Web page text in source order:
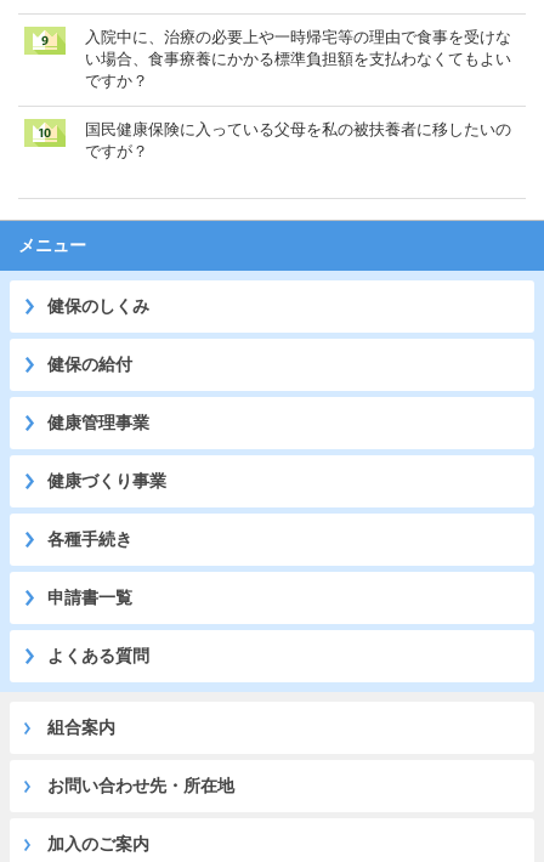
入院中に、治療の必要上や一時帰宅等の理由で食事を受けな
い場合、食事療養にかかる標準負担額を支払わなくてもよい
ですか？
国民健康保険に入っている父母を私の被扶養者に移したいの
ですが？
メニュー
健保のしくみ
健保の給付
健康管理事業
健康づくり事業
各種手続き
申請書一覧
よくある質問
組合案内
お問い合わせ先・所在地
加入のご案内